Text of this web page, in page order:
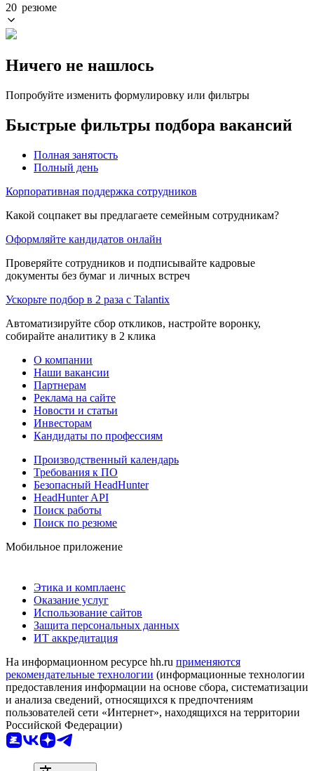
20 резюме
Ничего не нашлось
Попробуйте изменить формулировку или фильтры
Быстрые фильтры подбора вакансий
Полная занятость
Полный день
Корпоративная поддержка сотрудников
Какой соцпакет вы предлагаете семейным сотрудникам?
Оформляйте кандидатов онлайн
Проверяйте сотрудников и подписывайте кадровые
документы без бумаг и личных встреч
Ускорьте подбор в 2 раза с Talantix
Автоматизируйте сбор откликов, настройте воронку,
собирайте аналитику в 2 клика
О компании
Наши вакансии
Партнерам
Реклама на сайте
Новости и статьи
Инвесторам
Кандидаты по профессиям
Производственный календарь
Требования к ПО
Безопасный HeadHunter
HeadHunter API
Поиск работы
Поиск по резюме
Мобильное приложение
Этика и комплаенс
Оказание услуг
Использование сайтов
Защита персональных данных
ИТ аккредитация
На информационном ресурсе hh.ru применяются
рекомендательные технологии (информационные технологии
предоставления информации на основе сбора, систематизации
и анализа сведений, относящихся к предпочтениям
пользователей сети «Интернет», находящихся на территории
Российской Федерации)